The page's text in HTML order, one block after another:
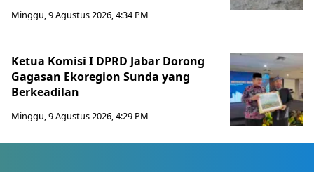
Minggu, 9 Agustus 2026, 4:34 PM
Ketua Komisi I DPRD Jabar Dorong
Gagasan Ekoregion Sunda yang
Berkeadilan
Minggu, 9 Agustus 2026, 4:29 PM